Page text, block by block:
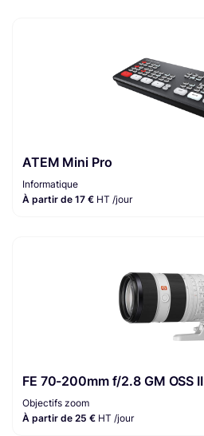
ATEM Mini Pro
Informatique
À partir de 17 € HT /jour
FE 70-200mm f/2.8 GM OSS II
Objectifs zoom
À partir de 25 € HT /jour